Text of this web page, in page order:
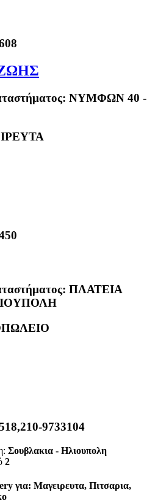
ΝΥΜΦΩΝ 40 -
ΠΛΑΤΕΙΑ
9733104
Σουβλακια - Ηλιουπολη
2
για: Μαγειρευτα, Πιτσαρια,